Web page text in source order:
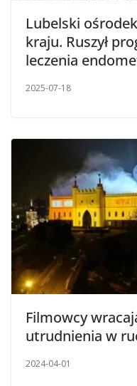
Lubelski
kraju. Ruszył
leczenia
2025-07-18
Filmowcy
utrudnienia w
2024-04-01